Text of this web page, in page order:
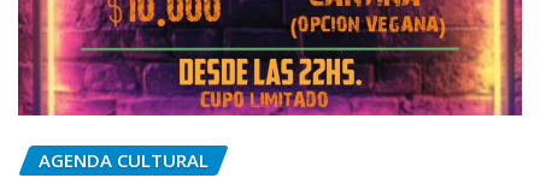
AGENDA CULTURAL